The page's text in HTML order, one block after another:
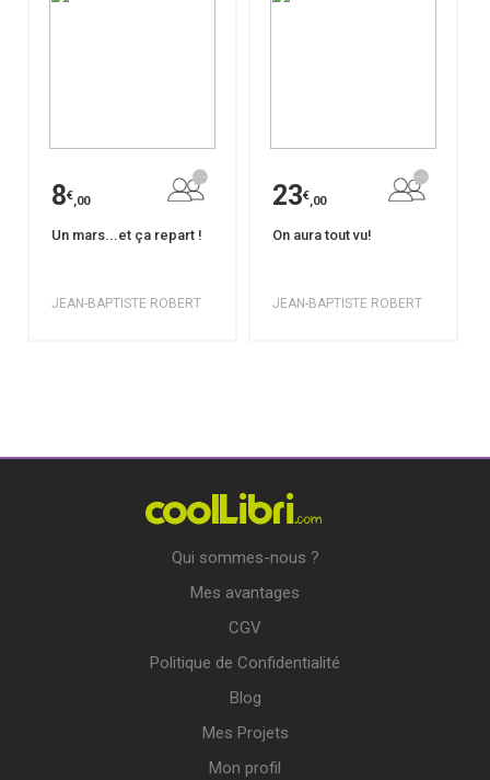
8€,00
Un mars...et ça repart !
JEAN-BAPTISTE ROBERT
23€,00
On aura tout vu!
JEAN-BAPTISTE ROBERT
Qui sommes-nous ?
Mes avantages
CGV
Politique de Confidentialité
Blog
Mes Projets
Mon profil